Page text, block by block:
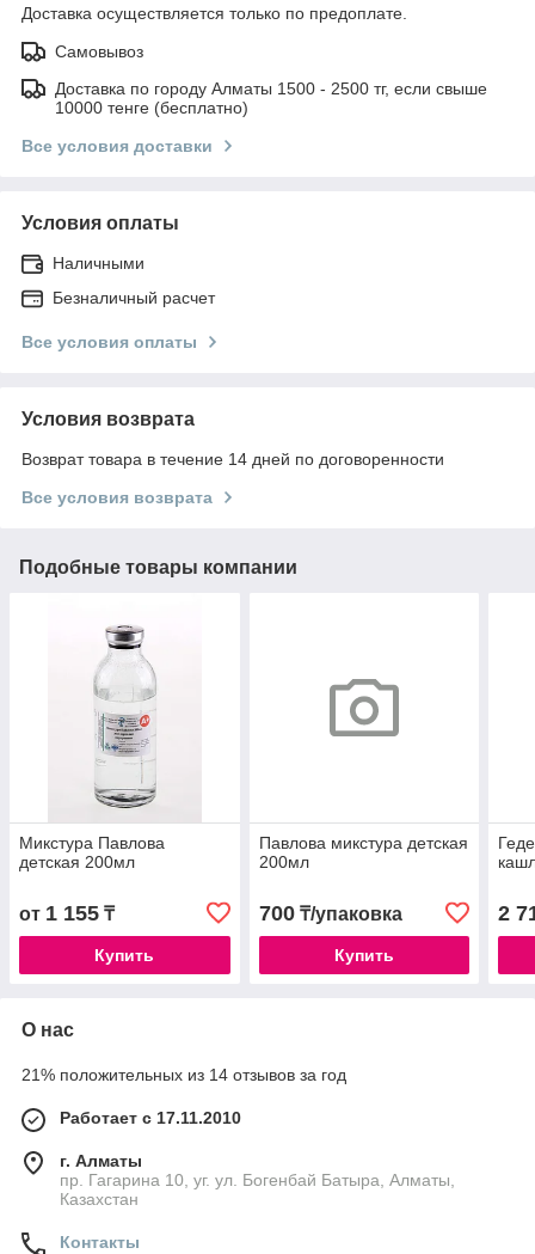
Доставка осуществляется только по предоплате.
Самовывоз
Доставка по городу Алматы 1500 - 2500 тг, если свыше
10000 тенге (бесплатно)
Все условия доставки
Условия оплаты
Наличными
Безналичный расчет
Все условия оплаты
Условия возврата
Возврат товара в течение 14 дней по договоренности
Все условия возврата
Подобные товары компании
Микстура Павлова
детская 200мл
от 1 155 ₸
Купить
Павлова микстура детская
200мл
700₸/упаковка
Купить
2
О нас
21% положительных из 14 отзывов за год
Работает с 17.11.2010
г. Алматы
пр. Гагарина 10, уг. ул. Богенбай Батыра, Алматы,
Казахстан
Контакты